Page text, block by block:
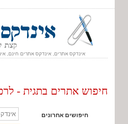
אינדקס אתרים, אינדקס אתרים חינם,
חיפוש אתרים בתגית -
חיפושים אחרונים